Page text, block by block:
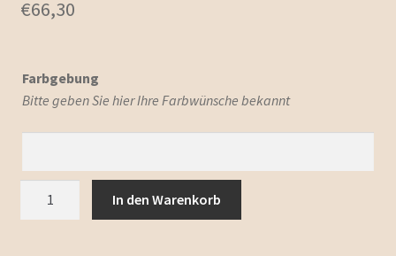
€66,30
Farbgebung
Bitte geben Sie hier Ihre Farbwünsche bekannt
In den Warenkorb